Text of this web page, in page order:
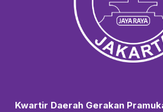
Kwartir Daerah Gerakan